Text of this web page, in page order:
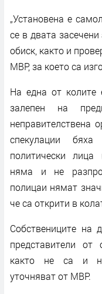
„Установена е
се в двата
обиск, както и
МВР, за което са
На една от колите
залепен на
неправителствена
спекулации
политически
няма и не
полицаи нямат
че са открити в
Собствениците на
представители от
както не са и
уточняват от МВР.